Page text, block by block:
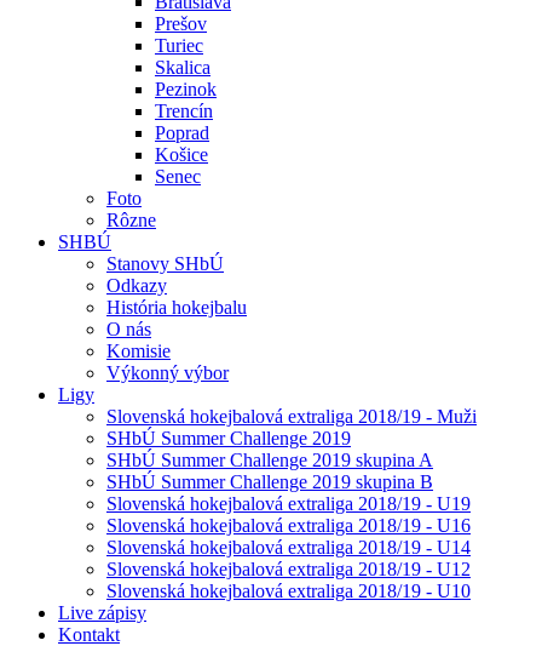
Prešov
Turiec
Skalica
Pezinok
Trencín
Poprad
Košice
Senec
Foto
Rôzne
SHBÚ
Stanovy SHbÚ
Odkazy
História hokejbalu
O nás
Komisie
Výkonný výbor
Ligy
Slovenská hokejbalová extraliga 2018/19 - Muži
SHbÚ Summer Challenge 2019
SHbÚ Summer Challenge 2019 skupina A
SHbÚ Summer Challenge 2019 skupina B
Slovenská hokejbalová extraliga 2018/19 - U19
Slovenská hokejbalová extraliga 2018/19 - U16
Slovenská hokejbalová extraliga 2018/19 - U14
Slovenská hokejbalová extraliga 2018/19 - U12
Slovenská hokejbalová extraliga 2018/19 - U10
Live zápisy
Kontakt